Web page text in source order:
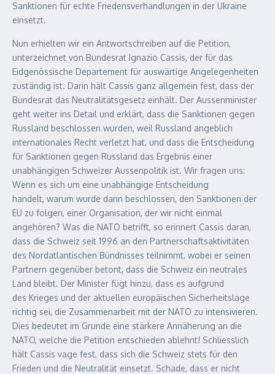
Sanktionen für echte Friedensverhandlungen in der Ukraine
einsetzt.
Nun erhielten wir ein Antwortschreiben auf die Petition,
unterzeichnet von Bundesrat Ignazio Cassis, der für das
Eidgenössische Departement für auswärtige Angelegenheiten
zuständig ist. Darin hält Cassis ganz allgemein fest, dass der
Bundesrat das Neutralitätsgesetz einhält. Der Aussenminister
geht weiter ins Detail und erklärt, dass die Sanktionen gegen
Russland beschlossen wurden, weil Russland angeblich
internationales Recht verletzt hat, und dass die Entscheidung
für Sanktionen gegen Russland das Ergebnis einer
unabhängigen Schweizer Aussenpolitik ist. Wir fragen uns:
Wenn es sich um eine unabhängige Entscheidung
handelt, warum wurde dann beschlossen, den Sanktionen der
EU zu folgen, einer Organisation, der wir nicht einmal
angehören? Was die NATO betrifft, so erinnert Cassis daran,
dass die Schweiz seit 1996 an den Partnerschaftsaktivitäten
des Nordatlantischen Bündnisses teilnimmt, wobei er seinen
Partnern gegenüber betont, dass die Schweiz ein neutrales
Land bleibt. Der Minister fügt hinzu, dass es aufgrund
des Krieges und der aktuellen europäischen Sicherheitslage
richtig sei, die Zusammenarbeit mit der NATO zu intensivieren.
Dies bedeutet im Grunde eine stärkere Annäherung an die
NATO, welche die Petition entschieden ablehnt! Schliesslich
hält Cassis vage fest, dass sich die Schweiz stets für den
Frieden und die Neutralität einsetzt. Schade, dass er nicht